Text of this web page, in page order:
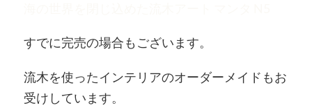
すでに完売の場合もございます。
流木を使ったインテリアのオーダーメイドもお
受けしています。